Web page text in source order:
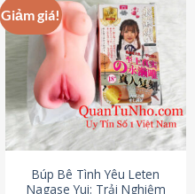
Giảm giá!
Búp Bê Tình Yêu Leten
Nagase Yui: Trải Nghiệm